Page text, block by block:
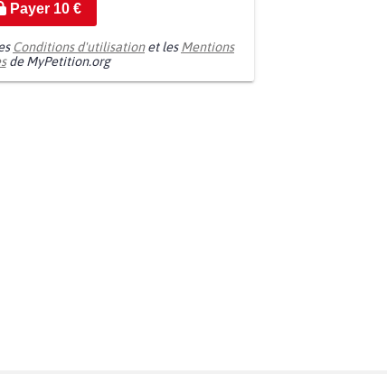
Payer 10€
Conditions d'utilisationet lesMentions
de MyPetition.org